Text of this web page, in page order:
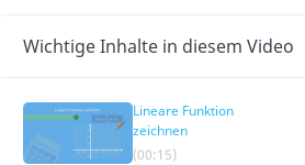
Wichtige Inhalte in diesem Video
Lineare Funktion
zeichnen
(00:15)